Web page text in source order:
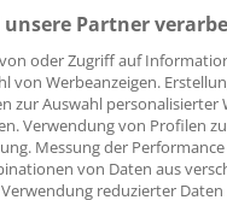
teilt die
Metastasen
geschont
Partner
oder Zugriff auf
von Werbeanzeigen.
zur Auswahl personalisierter
Verwendung von Profilen
Messung der
von Daten aus
reduzierter